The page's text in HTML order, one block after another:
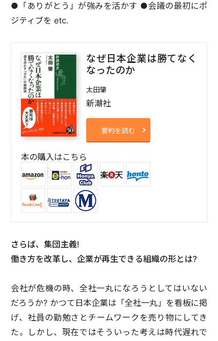
●「ありがとう」が強みを活かす ●会議の最初にポ
ジティブを etc.
なぜ日本企業は勝てなく
なったのか
太田肇
新潮社
要約を読む
本の購入はこちら
さらば、集団主義!
働き方を改革し、企業が再生できる組織の形とは?
会社が危機の時、全社一丸になろうとしてはいない
だろうか? かつて日本企業は「全社一丸」を看板に掲
げ、社員の勤勉さとチームワークを売り物にしてき
た。しかし、現在ではそういった考えは時代遅れで